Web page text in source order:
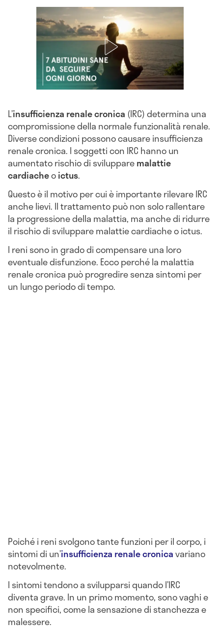
L’insufficienza renale cronica (IRC) determina una
compromissione della normale funzionalità renale.
Diverse condizioni possono causare insufficienza
renale cronica. I soggetti con IRC hanno un
aumentato rischio di svilupparemalattie
cardiacheoictus.
Questo è il motivo per cui è importante rilevare IRC
anche lievi. Il trattamento può non solo rallentare
la progressione della malattia, ma anche di ridurre
il rischio di sviluppare malattie cardiache o ictus.
I reni sono in grado di compensare una loro
eventuale disfunzione. Ecco perché la malattia
renale cronica può progredire senza sintomi per
un lungo periodo di tempo.
Poiché i reni svolgono tante funzioni per il corpo, i
sintomi di un’insufficienza renale cronicavariano
notevolmente.
I sintomi tendono a svilupparsi quando l’IRC
diventa grave. In un primo momento, sono vaghi e
non specifici, come la sensazione di stanchezza e
malessere.